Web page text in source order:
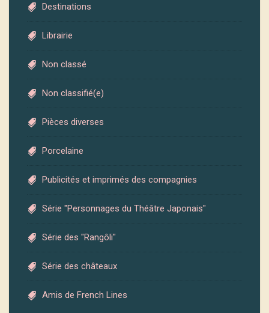
Destinations
Librairie
Non classé
Non classifié(e)
Pièces diverses
Porcelaine
Publicités et imprimés des compagnies
Série "Personnages du Théâtre Japonais"
Série des "Rangôli"
Série des châteaux
Amis de French Lines